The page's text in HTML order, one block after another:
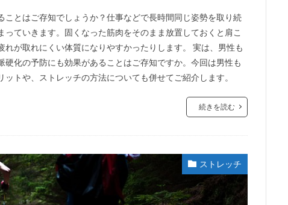
とはご存知でしょうか？仕事などで長時間同じ姿勢を取り続
ていきます。固くなった筋肉をそのまま放置しておくと肩こ
が取れにくい体質になりやすかったりします。 実は、男性も
化の予防にも効果があることはご存知ですか。今回は男性も
トや、ストレッチの方法についても併せてご紹介します。
続きを読む
ストレッチ